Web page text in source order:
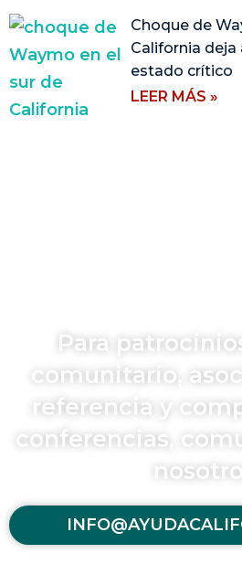
Choque de
California deja
estado crítico
LEER MÁS »
Para
comunitario,
referencia y
conferencias,